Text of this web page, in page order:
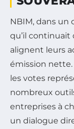
NBIM, dans un
qu’il continuait
alignent leurs
émission
les votes
nombreux
entreprises à
un dialogue